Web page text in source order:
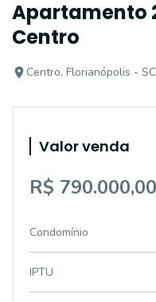
Apartamento
Centro
Centro, Florianópolis - SC
Valor venda
R$ 790.000,00
Condomínio
IPTU